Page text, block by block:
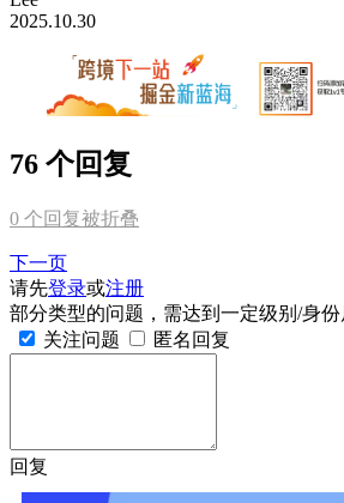
2025.10.30
76 个回复
0 个回复被折叠
下一页
请先登录或注册
部分类型的问题，需达到一定级别/身
关注问题
匿名回复
回复